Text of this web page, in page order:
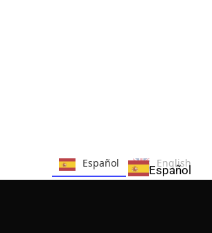
Español English
Español